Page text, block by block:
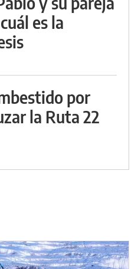
es la
por
la Ruta 22